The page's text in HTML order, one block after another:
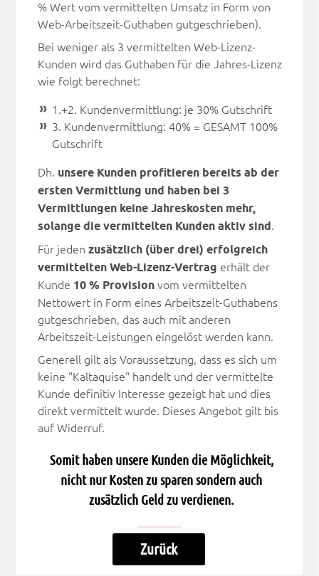
% Wert vom vermittelten Umsatz in Form von
Web-Arbeitszeit-Guthaben gutgeschrieben).
Bei weniger als 3 vermittelten Web-Lizenz-
Kunden wird das Guthaben für die Jahres-Lizenz
wie folgt berechnet:
1.+2. Kundenvermittlung: je 30% Gutschrift
3. Kundenvermittlung: 40% = GESAMT 100%
Gutschrift
Dh. unsere Kunden profitieren bereits ab der
ersten Vermittlung und haben bei 3
Vermittlungen keine Jahreskosten mehr,
solange die vermittelten Kunden aktiv sind.
Für jeden zusätzlich (über drei) erfolgreich
vermittelten Web-Lizenz-Vertrag erhält der
Kunde 10 % Provisionvom vermittelten
Nettowert in Form eines Arbeitszeit-Guthabens
gutgeschrieben, das auch mit anderen
Arbeitszeit-Leistungen eingelöst werden kann.
Generell gilt als Voraussetzung, dass es sich um
keine "Kaltaquise" handelt und der vermittelte
Kunde definitiv Interesse gezeigt hat und dies
direkt vermittelt wurde. Dieses Angebot gilt bis
auf Widerruf.
Somit haben unsere Kunden die Möglichkeit,
nicht nur Kosten zu sparen sondern auch
zusätzlich Geld zu verdienen.
Zurück